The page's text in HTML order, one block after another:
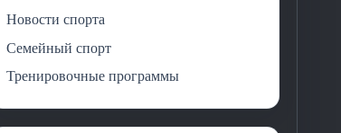
Новости спорта
Семейный спорт
Тренировочные программы